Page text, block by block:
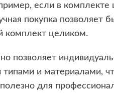
если в
покупка позволяет
комплект целиком.
позволяет
типами и материалами,
для